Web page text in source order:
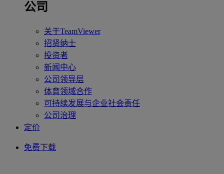
公司
关于TeamViewer
招贤纳士
投资者
新闻中心
公司领导层
体育领域合作
可持续发展与企业社会责任
公司治理
定价
免费下载